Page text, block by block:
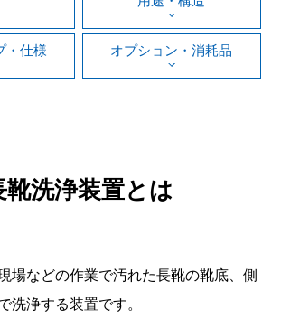
・仕様 オプション・消耗品
靴洗浄装置とは
場などの作業で汚れた長靴の靴底、側
洗浄する装置です。